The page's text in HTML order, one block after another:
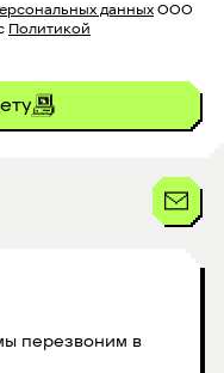
данных ООО
Политикой
перезвоним в